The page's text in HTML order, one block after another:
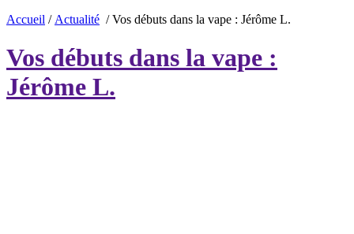
Accueil / Actualité /Vos débuts dans la vape : Jérôme L.
Vos débuts dans la vape :
Jérôme L.